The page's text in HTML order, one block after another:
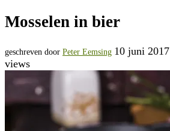
Mosselen in bier
geschreven door Peter Eemsing 10 juni 2017
views